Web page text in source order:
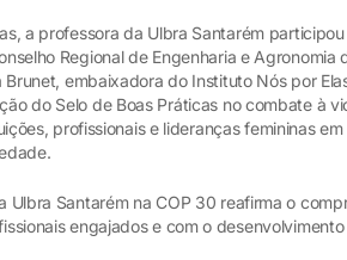
a professora da Ulbra Santarém
Regional de Engenharia e Agronomia
embaixadora do Instituto Nós por
do Selo de Boas Práticas no combate à
profissionais e lideranças femininas
Ulbra Santarém na COP 30 reafirma o
engajados e com o